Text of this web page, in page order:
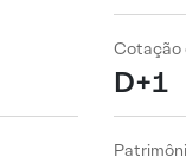
Cotação
D+1